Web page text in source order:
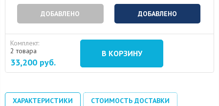
ДОБАВЛЕНО ДОБАВЛЕНО
Комплект:
2 товара
33,200 руб.
В КОРЗИНУ
ХАРАКТЕРИСТИКИ СТОИМОСТЬ ДОСТАВКИ